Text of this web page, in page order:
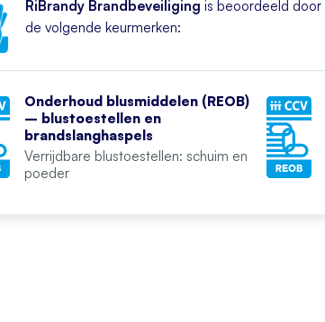
RiBrandy Brandbeveiliging is beoordeeld door
de volgende keurmerken:
Onderhoud blusmiddelen (REOB)
– blustoestellen en
brandslanghaspels
Verrijdbare blustoestellen: schuim en
poeder